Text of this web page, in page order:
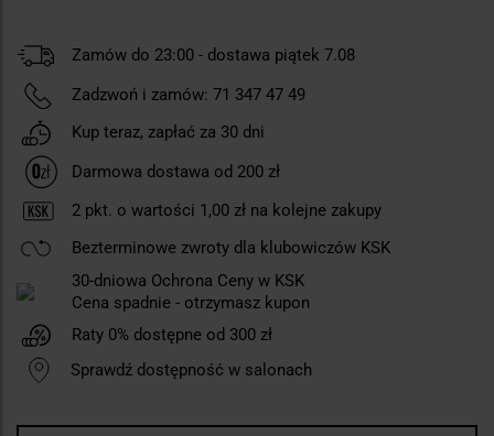
Zamów do 23:00 - dostawa piątek 7.08
Zadzwoń i zamów: 71 347 47 49
Kup teraz, zapłać za 30 dni
Darmowa dostawa od 200 zł
2 pkt. o wartości 1,00 zł na kolejne zakupy
Bezterminowe zwroty dla klubowiczów KSK
30-dniowa Ochrona Ceny w KSK
Cena spadnie - otrzymasz kupon
Raty 0% dostępne od 300 zł
Sprawdź dostępność w salonach